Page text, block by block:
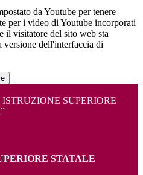
da Youtube per tenere
per i video di Youtube incorporati
il visitatore del sito web sta
dell'interfaccia di
SUPERIORE
STATALE